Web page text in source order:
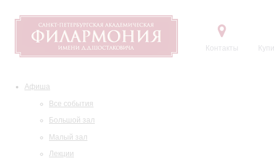
Контакты
Афиша
Все события
Большой зал
Малый зал
Лекции